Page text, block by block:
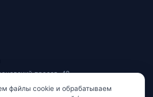
проезд, 48
файлы cookie и обрабатываем